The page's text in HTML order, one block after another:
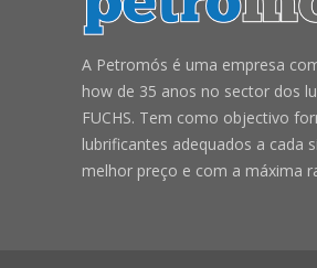
A Petromós é uma empresa
how de 35 anos no sector dos
FUCHS. Tem como objectivo
lubrificantes adequados a cada
melhor preço e com a máxima